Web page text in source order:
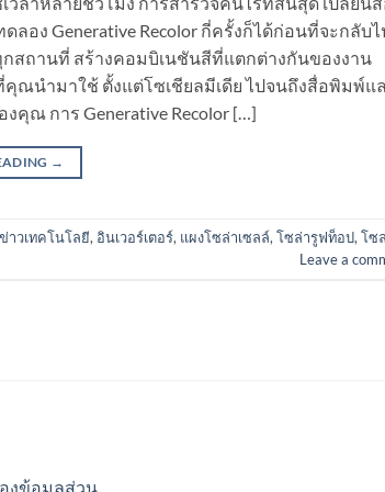
ง Generative Recolor กี่ครั้งก็ได้ก่อนที่จะกลับไ
สถานที่ สร้างคอมบิเนชันสีที่แตกต่างกันของงาน
ณนำมาใช้ ตั้งแต่โซเชียลมีเดีย ไปจนถึงสื่อพิมพ์แ
ณ การ Generative Recolor […]
→
ข่าวเทคโนโลยี, อินเวอร์เตอร์, แผงโซล่าเซลล์, โซล่ารูฟท็อป, โซ
Leave a
งข้อมูลส่วน